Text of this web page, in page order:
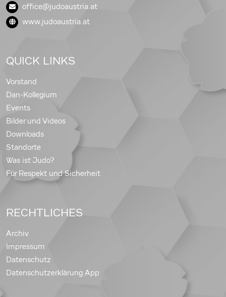
office@judoaustria.at
www.judoaustria.at
QUICK LINKS
Vorstand
Dan-Kollegium
Events
Bilder und Videos
Downloads
Standorte
Was ist Judo?
Für Respekt und Sicherheit
RECHTLICHES
Archiv
Impressum
Datenschutz
Datenschutzerklärung App